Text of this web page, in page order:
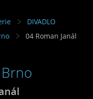
DIVADLO
04 Roman Janál